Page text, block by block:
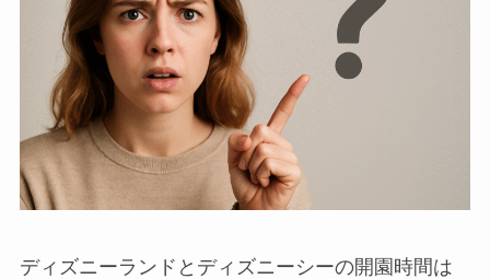
ディズニーランドとディズニーシーの開園時間は